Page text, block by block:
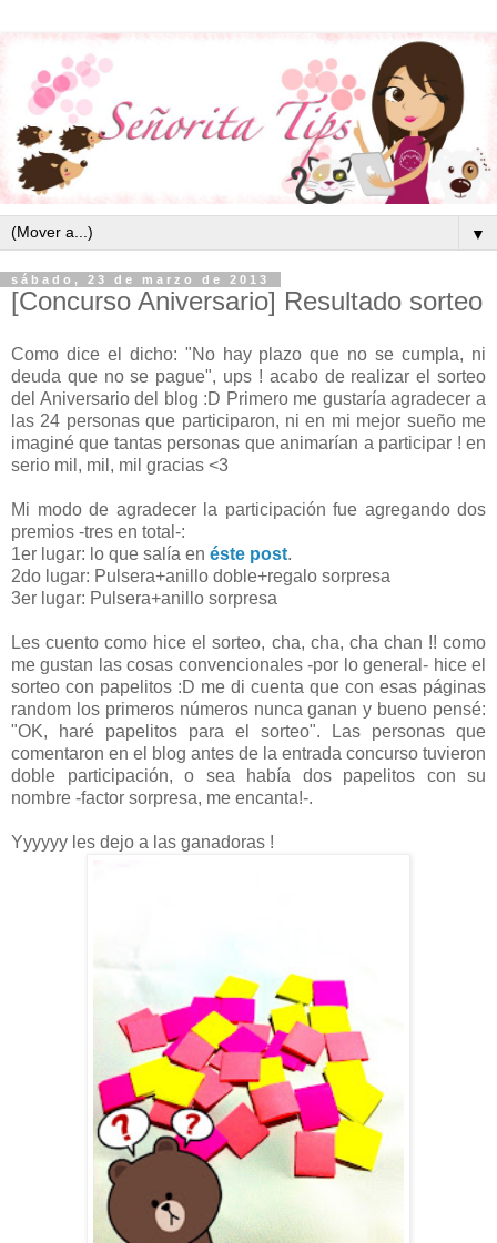
▼
sábado, 23 de marzo de 2013
[Concurso Aniversario] Resultado sorteo
Como dice el dicho: "No hay plazo que no se cumpla, ni
deuda que no se pague", ups ! acabo de realizar el sorteo
del Aniversario del blog :D Primero me gustaría agradecer a
las 24 personas que participaron, ni en mi mejor sueño me
imaginé que tantas personas que animarían a participar ! en
serio mil, mil, mil gracias <3
Mi modo de agradecer la participación fue agregando dos
premios -tres en total-:
1er lugar: lo que salía en éste post.
2do lugar: Pulsera+anillo doble+regalo sorpresa
3er lugar: Pulsera+anillo sorpresa
Les cuento como hice el sorteo, cha, cha, cha chan !! como
me gustan las cosas convencionales -por lo general- hice el
sorteo con papelitos :D me di cuenta que con esas páginas
random los primeros números nunca ganan y bueno pensé:
"OK, haré papelitos para el sorteo". Las personas que
comentaron en el blog antes de la entrada concurso tuvieron
doble participación, o sea había dos papelitos con su
nombre -factor sorpresa, me encanta!-.
Yyyyyy les dejo a las ganadoras !